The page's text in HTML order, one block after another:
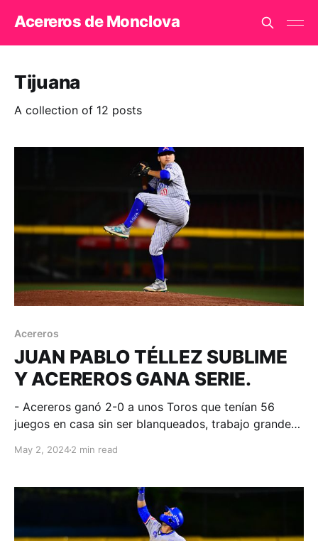
Acereros de Monclova
Tijuana
A collection of 12 posts
Acereros
JUAN PABLO TÉLLEZ SUBLIME
Y ACEREROS GANA SERIE.
- Acereros ganó 2-0 a unos Toros que tenían 56
juegos en casa sin ser blanqueados, trabajo grande
Moore conectó cuadrangular. Tijuana, Baja California;
julio de 2022 la última ocasión en
May 2, 20242 min read